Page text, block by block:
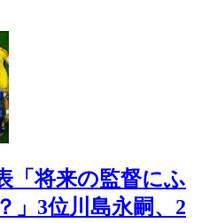
「将来の監督にふ
」3位川島永嗣、2